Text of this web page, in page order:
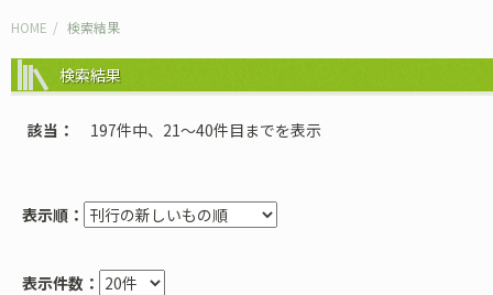
HOME 検索結果
検索結果
該当 197件中、21〜40件目までを表示
表示順：
表示件数：